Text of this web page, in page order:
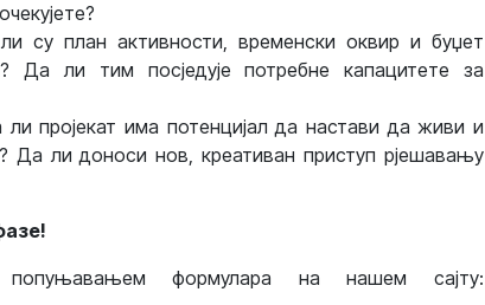
су план активности, временски оквир и буџет
Да ли тим посједује потребне капацитете за
пројекат има потенцијал да настави да живи и
Да ли доноси нов, креативан приступ рјешавању
формулара на нашем сајту: